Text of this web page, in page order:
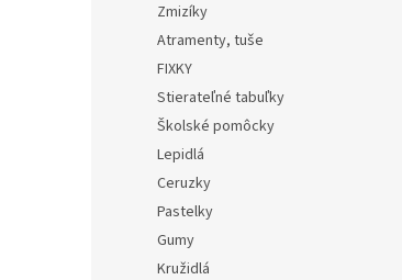
Zmizíky
Atramenty, tuše
FIXKY
Stierateľné tabuľky
Školské pomôcky
Lepidlá
Ceruzky
Pastelky
Gumy
Kružidlá